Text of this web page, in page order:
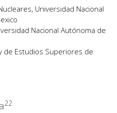
Universidad Nacional
Nacional Autónoma de
de Estudios Superiores de
22